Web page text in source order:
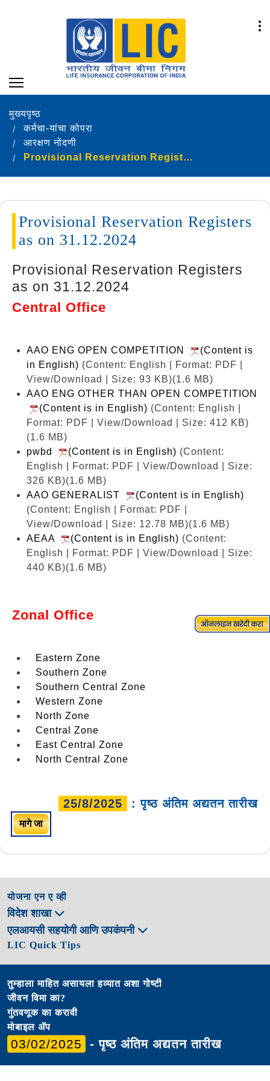
मुख्यपृष्ठ
कर्मचा-यांचा कोपरा
आरक्षण नोंदणी
Provisional Reservation Registers as on 31.12.2024
Provisional Reservation Registers
as on 31.12.2024
Provisional Reservation Registers
as on 31.12.2024
Central Office
AAO ENG OPEN COMPETITION
(Content is
in English) (Content: English | Format: PDF |
View/Download | Size: 93 KB)(1.6 MB)
AAO ENG OTHER THAN OPEN COMPETITION
(Content is in English) (Content: English |
Format: PDF | View/Download | Size: 412 KB)
(1.6 MB)
pwbd
(Content is in English) (Content:
English | Format: PDF | View/Download | Size:
326 KB)(1.6 MB)
AAO GENERALIST
(Content is in English)
(Content: English | Format: PDF |
View/Download | Size: 12.78 MB)(1.6 MB)
AEAA
(Content is in English) (Content:
English | Format: PDF | View/Download | Size:
440 KB)(1.6 MB)
Zonal Office
Eastern Zone
Southern Zone
Southern Central Zone
Western Zone
North Zone
Central Zone
East Central Zone
North Central Zone
25/8/2025 : पृष्ठ अंतिम अद्यतन तारीख
मागे जा
योजना एन ए व्ही
विदेश शाखा
एलआयसी सहयोगी आणि उपकंपनी
LIC Quick Tips
तुम्हाला माहित असायला हव्यात अशा गोष्टी
जीवन विमा का?
गुंतवणूक का करावी
मोबाइल ॲप
03/02/2025 - पृष्ठ अंतिम अद्यतन तारीख